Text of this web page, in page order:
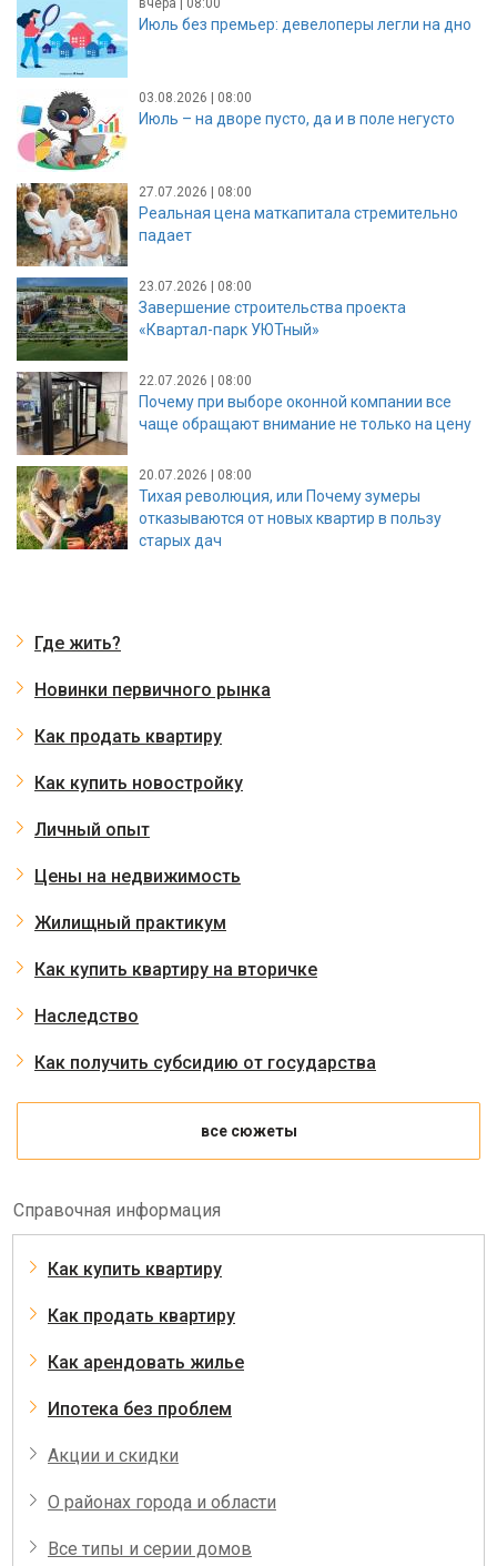
Июль без премьер: девелоперы легли на дно
03.08.2026 | 08:00
Июль – на дворе пусто, да и в поле негусто
27.07.2026 | 08:00
Реальная цена маткапитала стремительно
падает
23.07.2026 | 08:00
Завершение строительства проекта
«Квартал-парк УЮТный»
22.07.2026 | 08:00
Почему при выборе оконной компании все
чаще обращают внимание не только на цену
20.07.2026 | 08:00
Тихая революция, или Почему зумеры
отказываются от новых квартир в пользу
старых дач
Где жить?
Новинки первичного рынка
Как продать квартиру
Как купить новостройку
Личный опыт
Цены на недвижимость
Жилищный практикум
Как купить квартиру на вторичке
Наследство
Как получить субсидию от государства
все сюжеты
Справочная информация
Как купить квартиру
Как продать квартиру
Как арендовать жилье
Ипотека без проблем
Акции и скидки
О районах города и области
Все типы и серии домов